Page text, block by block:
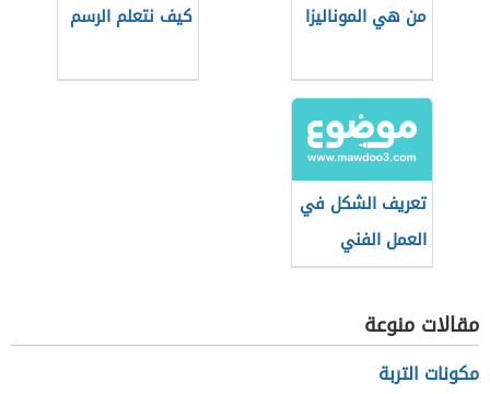
من هي الموناليزا كيف نتعلم الرسم
تعريف الشكل في
العمل الفني
مقالات منوعة
مكونات التربة